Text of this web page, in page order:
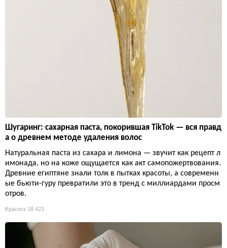
Шугаринг: сахарная паста, покорившая TikTok — вся правд
а о древнем методе удаления волос
Натуральная паста из сахара и лимона — звучит как рецепт л
имонада, но на коже ощущается как акт самопожертвования.
Древние египтяне знали толк в пытках красоты, а современн
ые бьюти-гуру превратили это в тренд с миллиардами просм
отров.
Красота 18 423